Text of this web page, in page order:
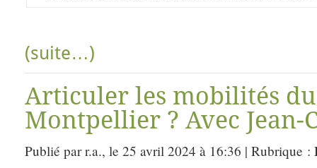
(suite…)
Articuler les mobilités
Montpellier ? Avec Jean-
Publié par r.a., le 25 avril 2024 à 16:36 | Rubrique :